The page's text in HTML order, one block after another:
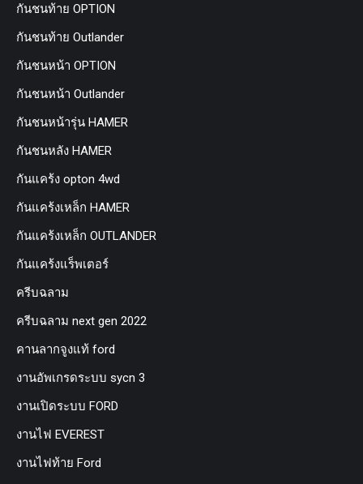
กันชนท้าย OPTION
กันชนท้าย Outlander
กันชนหน้า OPTION
กันชนหน้า Outlander
กันชนหน้ารุ่น HAMER
กันชนหลัง HAMER
กันแคร้ง opton 4wd
กันแคร้งเหล็ก HAMER
กันแคร้งเหล็ก OUTLANDER
กันแคร้งแร็พเตอร์
ครีบฉลาม
ครีบฉลาม next gen 2022
คานลากจูงแท้ ford
งานอัพเกรดระบบ sycn 3
งานเปิดระบบ FORD
งานไฟ EVEREST
งานไฟท้าย Ford